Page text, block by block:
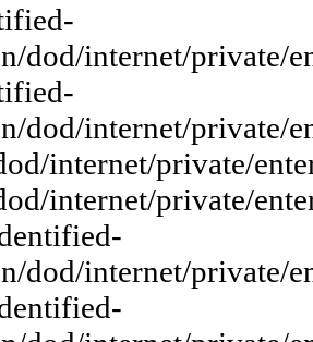
dod/internet/private/
dod/internet/private/
internet/private/
internet/private/
dod/internet/private/